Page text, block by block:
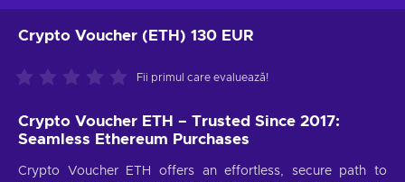
Crypto Voucher (ETH) 130 EUR
Fii primul care evaluează!
Crypto Voucher ETH – Trusted Since 2017:
Seamless Ethereum Purchases
Crypto Voucher ETH offers an effortless, secure path to